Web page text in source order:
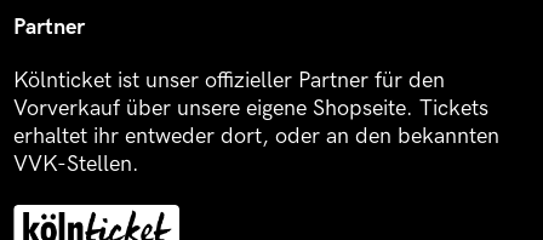
Partner
Kölnticket ist unser offizieller Partner für den
Vorverkauf über unsere eigene Shopseite. Tickets
erhaltet ihr entweder dort, oder an den bekannten
VVK-Stellen.